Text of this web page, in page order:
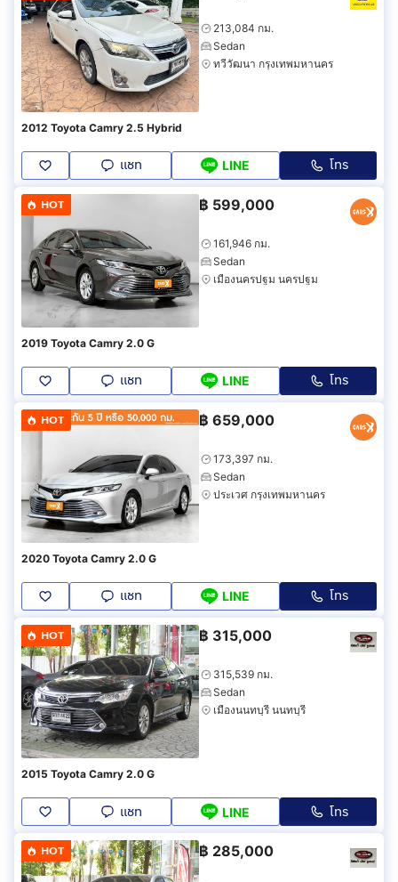
213,084 กม.
Sedan
ทวีวัฒนา กรุงเทพมหานคร
2012 Toyota Camry 2.5 Hybrid
แชท LINE โทร
HOT ฿ 599,000
161,946 กม.
Sedan
เมืองนครปฐม นครปฐม
2019 Toyota Camry 2.0 G
แชท LINE โทร
HOT ฿ 659,000
173,397 กม.
Sedan
ประเวศ กรุงเทพมหานคร
2020 Toyota Camry 2.0 G
แชท LINE โทร
HOT ฿ 315,000
315,539 กม.
Sedan
เมืองนนทบุรี นนทบุรี
2015 Toyota Camry 2.0 G
แชท LINE โทร
HOT ฿ 285,000